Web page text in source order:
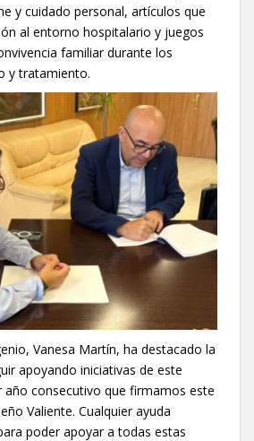
y cuidado personal, artículos que
al entorno hospitalario y juegos
familiar durante los
y tratamiento.
Vanesa Martín, ha destacado la
apoyando iniciativas de este
año consecutivo que firmamos este
Valiente. Cualquier ayuda
poder apoyar a todas estas